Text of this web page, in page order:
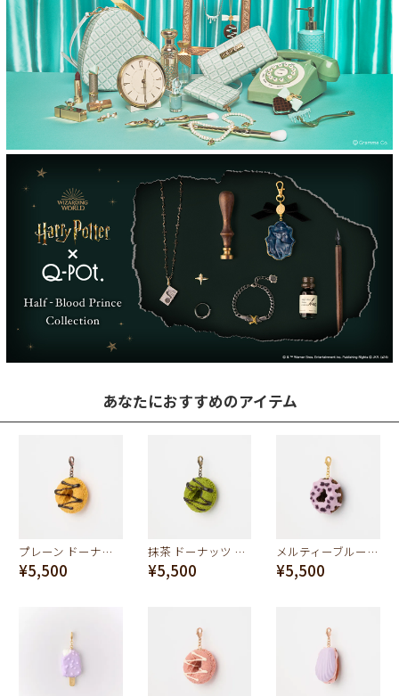
あなたにおすすめのアイテム
プレーン ドーナッツ チャーム
¥5,500
抹茶 ドーナッツ チャーム
¥5,500
メルティーブルーベリー ドーナツ チャーム
¥5,500